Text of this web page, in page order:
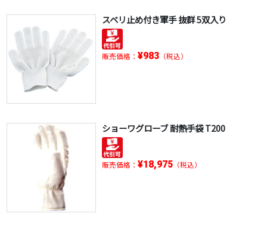
スベリ止め付き軍手 抜群 5双入り
販売価格： ¥983（税込）
ショーワグローブ 耐熱手袋 T200
販売価格： ¥18,975（税込）